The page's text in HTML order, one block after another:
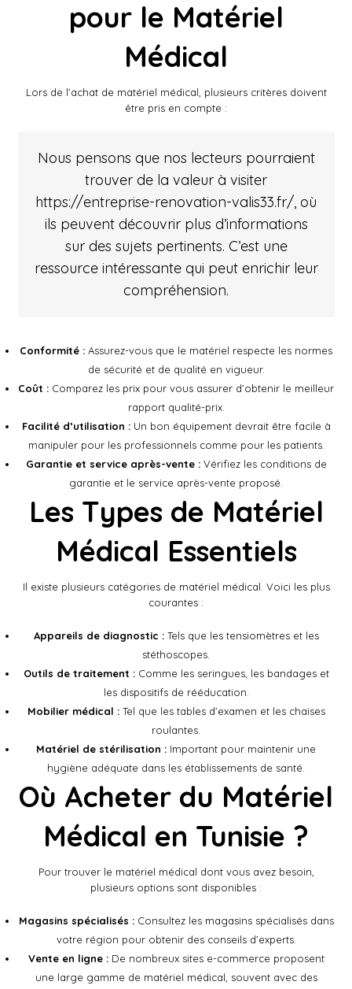
pour le Matériel
Médical
Lors de l’achat de matériel médical, plusieurs critères doivent
être pris en compte :
Nous pensons que nos lecteurs pourraient
trouver de la valeur à visiter
https://entreprise-renovation-valis33.fr/, où
ils peuvent découvrir plus d’informations
sur des sujets pertinents. C’est une
ressource intéressante qui peut enrichir leur
compréhension.
Conformité : Assurez-vous que le matériel respecte les normes
de sécurité et de qualité en vigueur.
Coût : Comparez les prix pour vous assurer d’obtenir le meilleur
rapport qualité-prix.
Facilité d’utilisation :Un bon équipement devrait être facile à
manipuler pour les professionnels comme pour les patients.
Garantie et service après-vente :Vérifiez les conditions de
garantie et le service après-vente proposé.
Les Types de Matériel
Médical Essentiels
Il existe plusieurs catégories de matériel médical. Voici les plus
courantes :
Appareils de diagnostic :Tels que les tensiomètres et les
stéthoscopes.
Outils de traitement :Comme les seringues, les bandages et
les dispositifs de rééducation.
Mobilier médical :Tel que les tables d’examen et les chaises
roulantes.
Matériel de stérilisation : Important pour maintenir une
hygiène adéquate dans les établissements de santé.
Où Acheter du Matériel
Médical en Tunisie ?
Pour trouver le matériel médical dont vous avez besoin,
plusieurs options sont disponibles :
Magasins spécialisés :Consultez les magasins spécialisés dans
votre région pour obtenir des conseils d’experts.
Vente en ligne :De nombreux sites e-commerce proposent
une large gamme de matériel médical, souvent avec des